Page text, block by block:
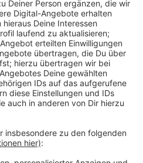
Frauen unkompliziert und
Besonders sei die
extrem wichtig für die
beraten noch
des Paragrafen.